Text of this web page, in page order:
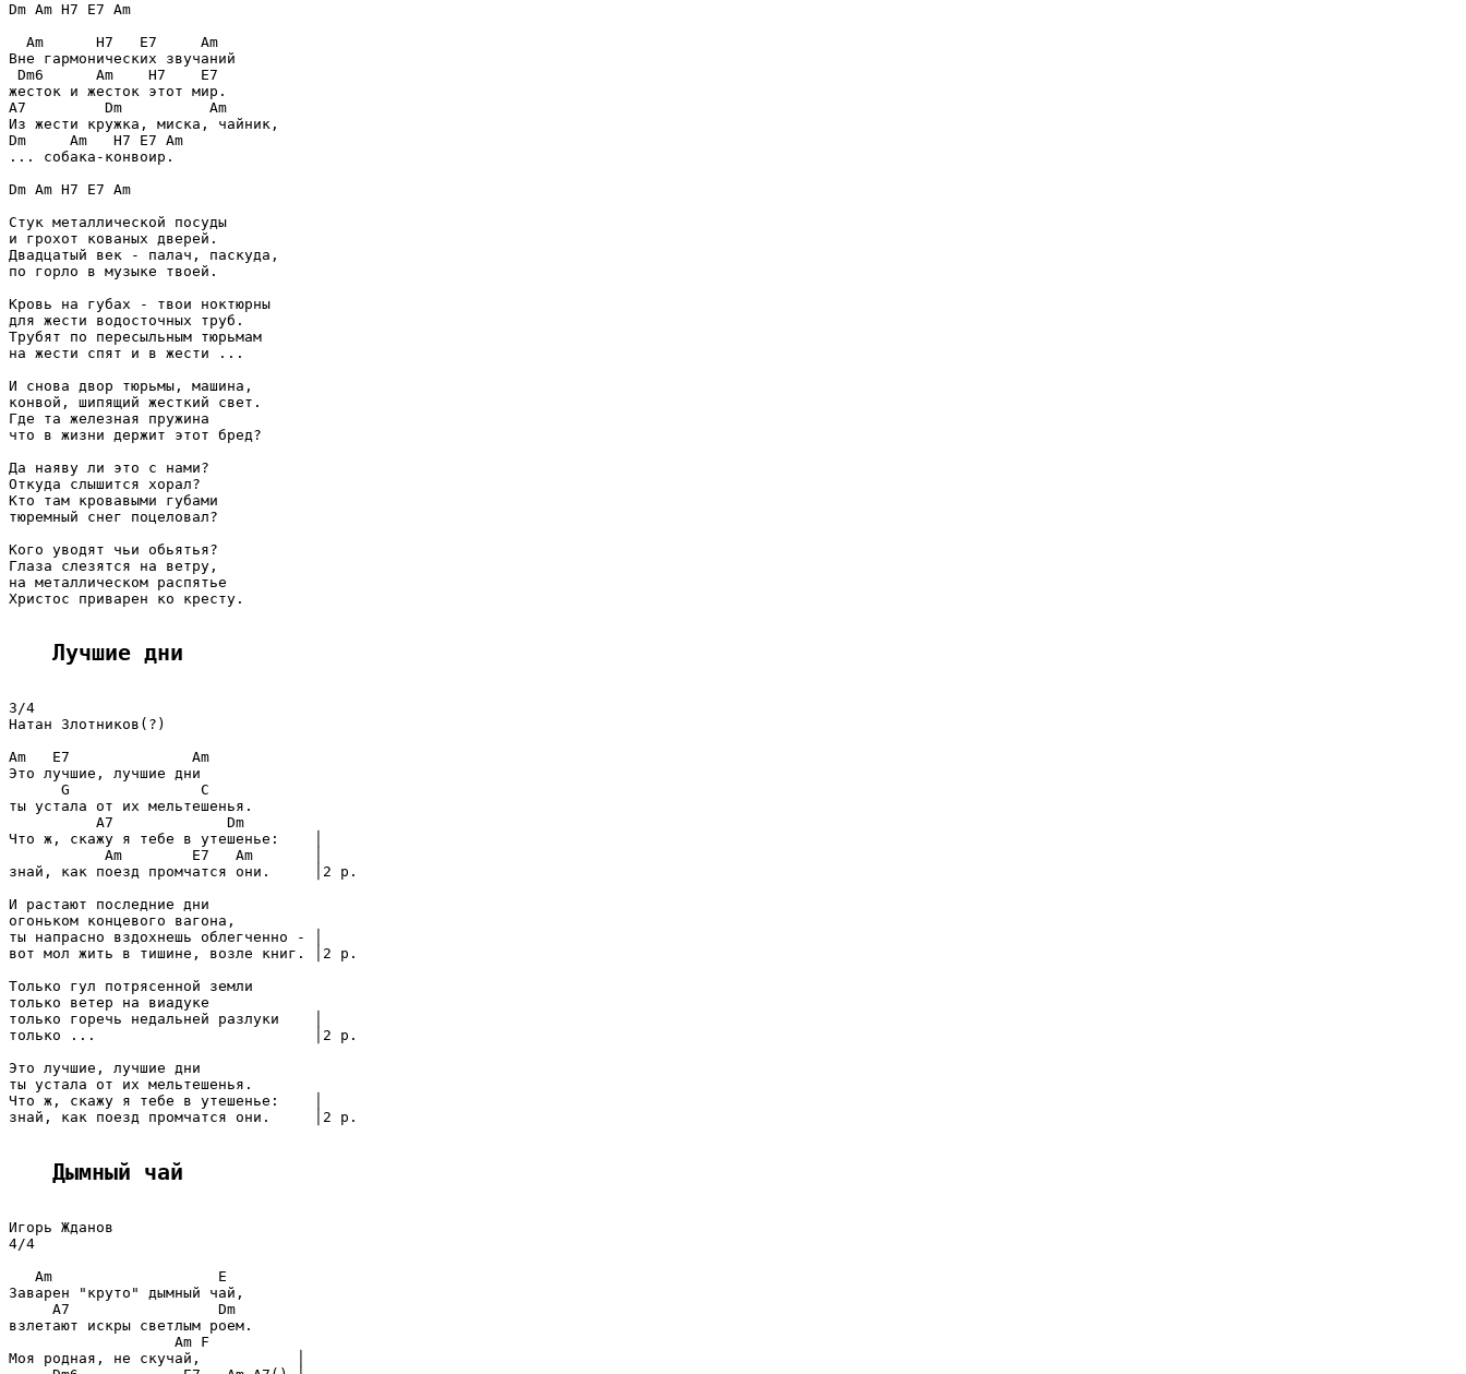
Dm Am H7 E7 Am
  Am      H7   E7     Am
Вне гармонических звучаний
Dm6      Am    H7    E7
жесток и жeсток этот мир.
A7         Dm          Am
Из жести кружка, миска, чайник,
Dm     Am   H7 E7 Am
... собака-конвоир.
Dm Am H7 E7 Am
Стук металлической посуды
и грохот кованых дверей.
Двадцатый век - палач, паскуда,
по горло в музыке твоей.
Кровь на губах - твои ноктюрны
для жести водосточных труб.
Трубят по пересыльным тюрьмам
на жести спят и в жести ...
И снова двор тюрьмы, машина,
конвой, шипящий жeсткий свет.
Где та железная пружина
что в жизни держит этот бред?
Да наяву ли это с нами?
Откуда слышится хорал?
Кто там кровавыми губами
тюремный снег поцеловал?
Кого уводят чьи обьятья?
Глаза слезятся на ветру,
на металлическом распятье
Христос приварен ко кресту.
Лучшие дни
3/4
Натан Злотников(?)
Am   E7              Am
Это лучшие, лучшие дни
      G               C
ты устала от их мельтешенья.
          A7             Dm
Что ж, скажу я тебе в утешенье:    │
           Am        E7   Am       │
знай, как поезд промчатся они.     │2 р.
И растают последние дни
огоньком концевого вагона,
ты напрасно вздохнeшь облегчeнно - │
вот мол жить в тишине, возле книг. │2 р.
Только гул потрясeнной земли
только ветер на виадуке
только горечь недальней разлуки    │
только ...                         │2 р.
Это лучшие, лучшие дни
ты устала от их мельтешенья.
Что ж, скажу я тебе в утешенье:    │
знай, как поезд промчатся они.     │2 р.
Дымный чай
Игорь Жданов
4/4
   Am                   E
Заварен "круто" дымный чай,
     A7                 Dm
взлетают искры светлым роем.
                   Am F
Моя родная, не скучай,           │